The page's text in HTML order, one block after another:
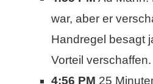
war, aber er
Handregel besagt
Vorteil verschaffen.
4:56 PM 25